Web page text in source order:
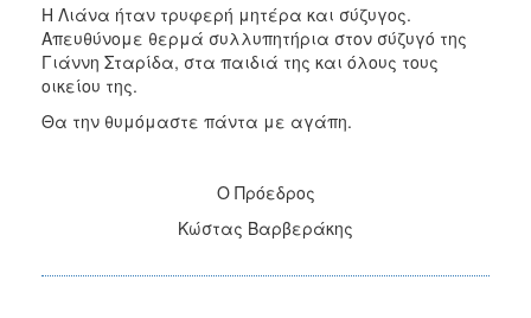
Η Λιάνα ήταν τρυφερή μητέρα και σύζυγος.
Απευθύνομε θερμά συλλυπητήρια στον σύζυγό της
Γιάννη Σταρίδα, στα παιδιά της και όλους τους
οικείου της.
Θα την θυμόμαστε πάντα με αγάπη.
Ο Πρόεδρος
Κώστας Βαρβεράκης